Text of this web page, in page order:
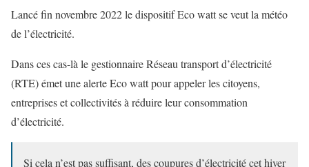
Lancé fin novembre 2022 le dispositif Eco watt se veut la météo
de l’électricité.
Dans ces cas-là le gestionnaire Réseau transport d’électricité
(RTE) émet une alerte Eco watt pour appeler les citoyens,
entreprises et collectivités à réduire leur consommation
d’électricité.
Si cela n’est pas suffisant, des coupures d’électricité cet hiver